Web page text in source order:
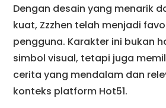
Dengan desain yang menarik
kuat, Zzzhen telah menjadi
pengguna. Karakter ini bukan
simbol visual, tetapi juga
cerita yang mendalam dan
konteks platform Hot51.